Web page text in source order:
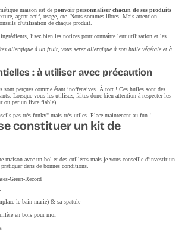
maison est de pouvoir personnaliser chacun de ses produits
agent actif, usage, etc. Nous sommes libres. Mais attention
d'utilisation de chaque produit.
ingrédients, lisez bien les notices pour connaître leur utilisation et les
allergique à un fruit, vous serez allergique à son huile végétale et à
: à utiliser avec précaution
sont perçues comme étant inoffensives. À tort ! Ces huiles sont des
Lorsque vous les utilisez, faites donc bien attention à respecter les
ou par un livre fiable).
pas très funky" mais très utiles. Place maintenant au fun !
constituer un kit de
maison avec un bol et des cuillères mais je vous conseille d'investir un
dans de bonnes conditions.
le bain-marie) & sa spatule
en bois pour moi